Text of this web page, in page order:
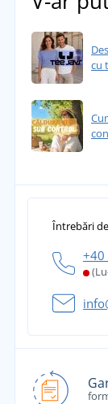
cu
Întrebări
+40